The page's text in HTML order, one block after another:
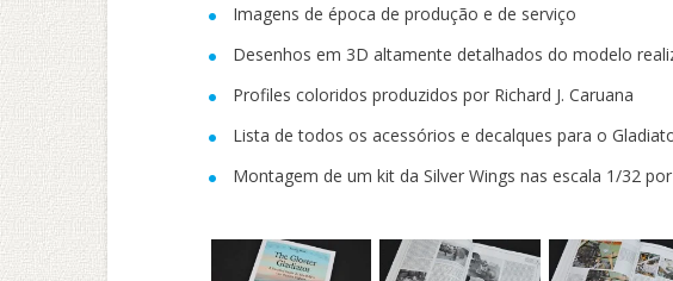
Imagens de época de produção e de serviço
Desenhos em 3D altamente detalhados do modelo
Profiles coloridos produzidos por Richard J. Caruana
Lista de todos os acessórios e decalques para o
Montagem de um kit da Silver Wings nas escala 1/32 por